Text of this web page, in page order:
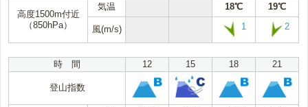
高度1500m付近
（850hPa）
気温 18℃ 19℃
風(m/s) 1 2
時 間 12 15 18 21
登山指数